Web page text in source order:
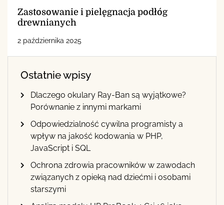
Zastosowanie i pielęgnacja podłóg
drewnianych
2 października 2025
Ostatnie wpisy
Dlaczego okulary Ray-Ban są wyjątkowe?
Porównanie z innymi markami
Odpowiedzialność cywilna programisty a
wpływ na jakość kodowania w PHP,
JavaScript i SQL
Ochrona zdrowia pracowników w zawodach
związanych z opieką nad dziećmi i osobami
starszymi